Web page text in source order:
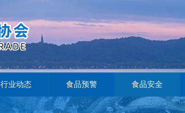
行业动态 食品预警 食品安全